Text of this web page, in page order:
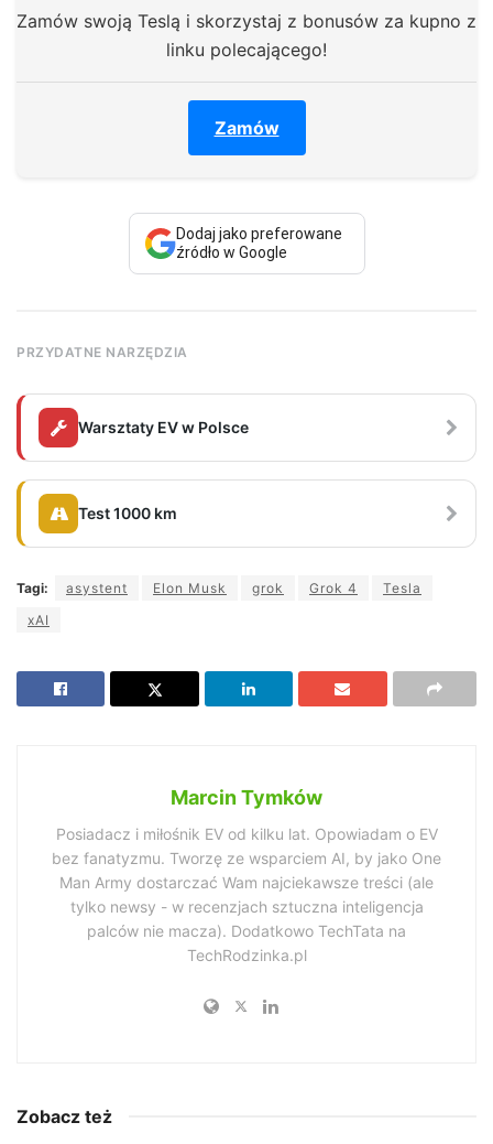
Zamów swoją Teslą i skorzystaj z bonusów za kupno z
linku polecającego!
Zamów
Dodaj jako preferowane
źródło w Google
PRZYDATNE NARZĘDZIA
Warsztaty EV w Polsce
Test 1000 km
Tagi: asystent Elon Musk grok Grok 4
Tesla
xAI
Marcin Tymków
Posiadacz i miłośnik EV od kilku lat. Opowiadam o EV
bez fanatyzmu. Tworzę ze wsparciem AI, by jako One
Man Army dostarczać Wam najciekawsze treści (ale
tylko newsy - w recenzjach sztuczna inteligencja
palców nie macza). Dodatkowo TechTata na
TechRodzinka.pl
Zobacz też